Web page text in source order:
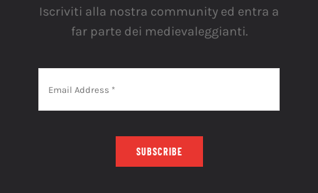
Iscriviti alla nostra community ed entra a
far parte dei medievaleggianti.
SUBSCRIBE